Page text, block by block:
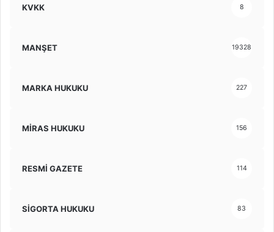
KVKK 8
MANŞET 19328
MARKA HUKUKU 227
MİRAS HUKUKU 156
RESMİ GAZETE 114
SİGORTA HUKUKU 83